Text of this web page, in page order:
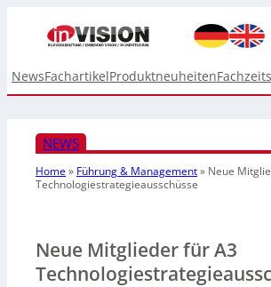
NewsFachartikelProduktneuheiten
NEWS
Home» Führung & Management» Neue
Technologiestrategieausschüsse
Neue Mitglieder für A3